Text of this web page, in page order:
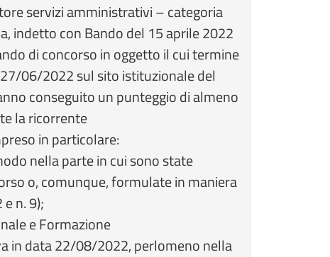
servizi amministrativi – categoria
indetto con Bando del 15 aprile 2022
di concorso in oggetto il cui termine
06/2022 sul sito istituzionale del
conseguito un punteggio di almeno
la ricorrente
in particolare:
nella parte in cui sono state
o, comunque, formulate in maniera
n. 9);
e Formazione
in data 22/08/2022, perlomeno nella